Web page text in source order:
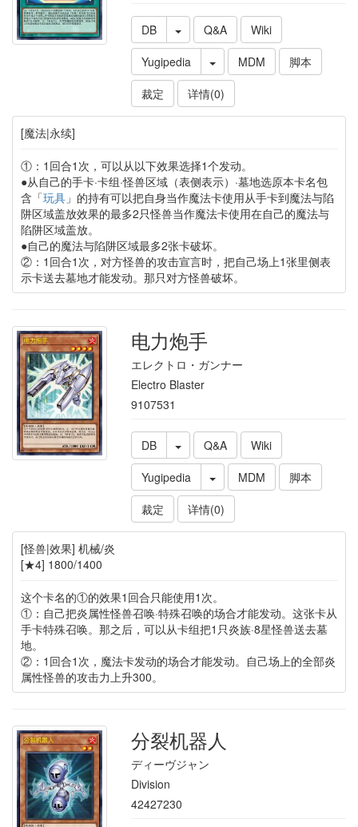
DB Q&A
Wiki
Yugipedia
MDM
脚本
裁定
详情(0)
[魔法|永续]
①：1回合1次，可以从以下效果选择1个发动。
●从自己的手卡·卡组·怪兽区域（表侧表示）·墓地选原本卡名包
含「玩具」的持有可以把自身当作魔法卡使用从手卡到魔法与陷
阱区域盖放效果的最多2只怪兽当作魔法卡使用在自己的魔法与
陷阱区域盖放。
●自己的魔法与陷阱区域最多2张卡破坏。
②：1回合1次，对方怪兽的攻击宣言时，把自己场上1张里侧表
示卡送去墓地才能发动。那只对方怪兽破坏。
电力炮手
エレクトロ・ガンナー
Electro Blaster
9107531
DB Q&A
Wiki
Yugipedia
MDM
脚本
裁定
详情(0)
[怪兽|效果] 机械/炎
[★4] 1800/1400
这个卡名的①的效果1回合只能使用1次。
①：自己把炎属性怪兽召唤·特殊召唤的场合才能发动。这张卡从
手卡特殊召唤。那之后，可以从卡组把1只炎族·8星怪兽送去墓
地。
②：1回合1次，魔法卡发动的场合才能发动。自己场上的全部炎
属性怪兽的攻击力上升300。
分裂机器人
ディーヴジャン
Division
42427230